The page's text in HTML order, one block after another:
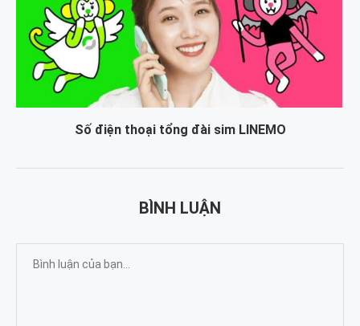
Số điện thoại tổng đài sim LINEMO
BÌNH LUẬN